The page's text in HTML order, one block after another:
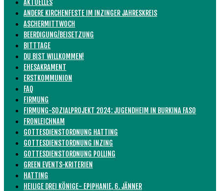
AKTUELLES
ANDERE KIRCHENFESTE IM INZINGER JAHRESKREIS
ASCHERMITTWOCH
BEERDIGUNG/BEISETZUNG
BITTTAGE
DU BIST WILLKOMMEN!
EHESAKRAMENT
ERSTKOMMUNION
FAQ
FIRMUNG
FIRMUNG-SOZIALPROJEKT 2024: JUGENDHEIM IN BURKINA FASO
FRONLEICHNAM
GOTTESDIENSTORDNUNG HATTING
GOTTESDIENSTORDNUNG INZING
GOTTESDIENSTORDNUNG POLLING
GREEN EVENTS-KRITERIEN
HATTING
HEILIGE DREI KÖNIGE- EPIPHANIE, 6. JÄNNER